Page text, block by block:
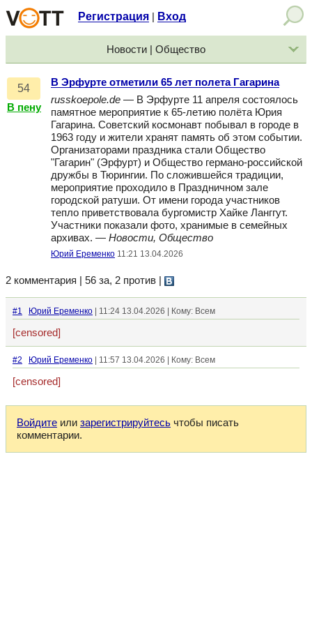
Регистрация Вход
Новости | Общество
54
В пену
В Эрфурте отметили 65 лет полета Гагарина
russkoepole.de — В Эрфурте 11 апреля состоялось
памятное мероприятие к 65-летию полёта Юрия
Гагарина. Советский космонавт побывал в городе в
1963 году и жители хранят память об этом событии.
Организаторами праздника стали Общество
"Гагарин" (Эрфурт) и Общество германо-российской
дружбы в Тюрингии. По сложившейся традиции,
мероприятие проходило в Праздничном зале
городской ратуши. От имени города участников
тепло приветствовала бургомистр Хайке Ланггут.
Участники показали фото, хранимые в семейных
архивах. — Новости, Общество
Юрий Еременко 11:21 13.04.2026
2 комментария | 56 за, 2 против
#1 Юрий Еременко | 11:24 13.04.2026 | Кому: Всем
[censored]
#2 Юрий Еременко | 11:57 13.04.2026 | Кому: Всем
[censored]
Войдите или зарегистрируйтесь чтобы писать
комментарии.